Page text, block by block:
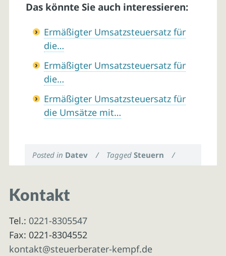
Das könnte Sie auch interessieren:
Ermäßigter Umsatzsteuersatz für
die…
Ermäßigter Umsatzsteuersatz für
die…
Ermäßigter Umsatzsteuersatz für
die Umsätze mit…
Posted in Datev / TaggedSteuern /
Kontakt
Tel.: 0221-8305547
Fax: 0221-8304552
kontakt@steuerberater-kempf.de